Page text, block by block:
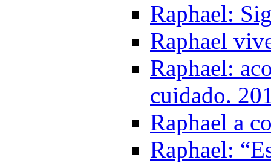
Raphael:
Raphael
Raphael:
cuidado.
Raphael a
Raphael: